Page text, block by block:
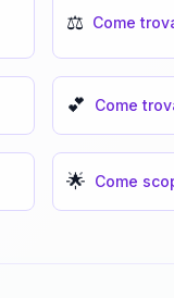
⚖️ Come
💕 Come
🌟 Come